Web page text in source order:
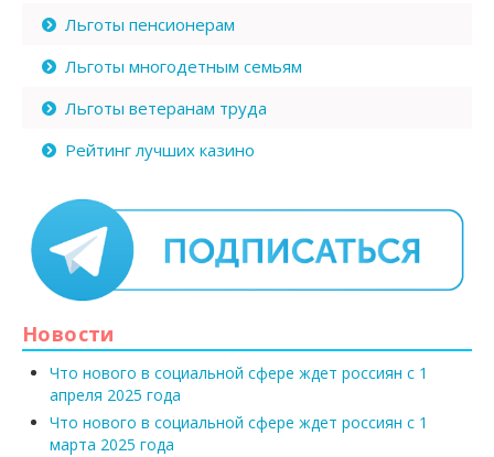
Льготы пенсионерам
Льготы многодетным семьям
Льготы ветеранам труда
Рейтинг лучших казино
Новости
Что нового в социальной сфере ждет россиян с 1
апреля 2025 года
Что нового в социальной сфере ждет россиян с 1
марта 2025 года